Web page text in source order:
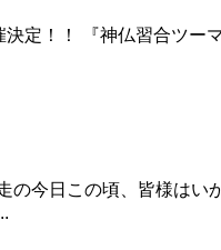
定！！ 『神仏習合ツ
の今日この頃、皆様は